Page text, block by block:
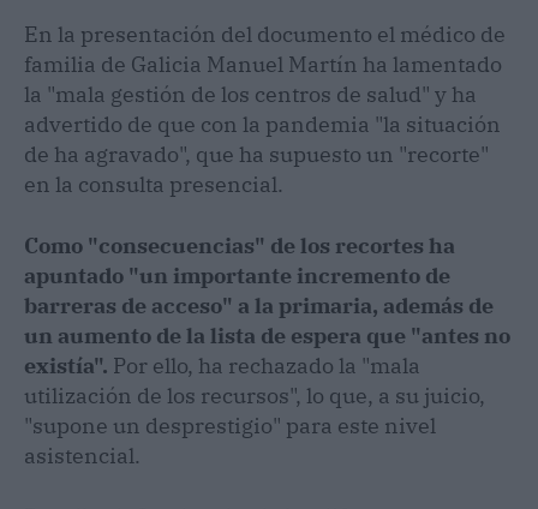
En la presentación del documento el médico de
familia de Galicia Manuel Martín ha lamentado
la "mala gestión de los centros de salud" y ha
advertido de que con la pandemia "la situación
de ha agravado", que ha supuesto un "recorte"
en la consulta presencial.
Como "consecuencias" de los recortes ha
apuntado "un importante incremento de
barreras de acceso" a la primaria, además de
un aumento de la lista de espera que "antes no
existía". Por ello, ha rechazado la "mala
utilización de los recursos", lo que, a su juicio,
"supone un desprestigio" para este nivel
asistencial.